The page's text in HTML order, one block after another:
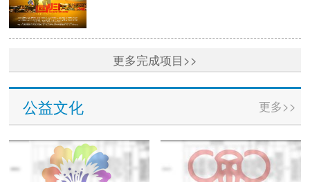
更多完成项目>>
公益文化 更多>>